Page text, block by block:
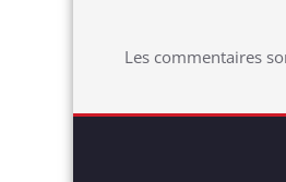
Les commentaires